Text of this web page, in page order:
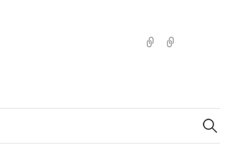
Kezdőlap
Search
for: